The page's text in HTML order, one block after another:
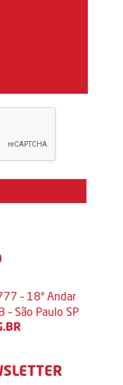
– 18º Andar
São Paulo SP